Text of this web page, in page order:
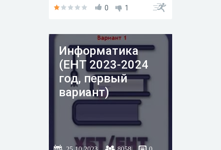
0 1
Информатика
(ЕНТ 2023-2024
год, первый
вариант)
25.10.2023 8058 0